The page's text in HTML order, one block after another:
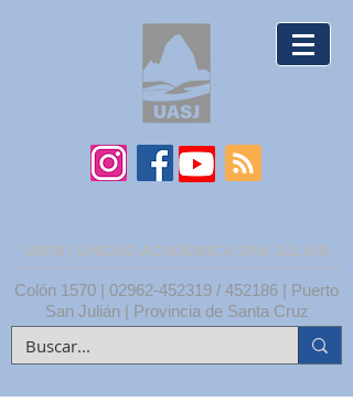
UNPA | UNIDAD ACADÉMICA SAN JULIÁN
Colón 1570 | 02962-452319 / 452186 | Puerto
San Julián | Provincia de Santa Cruz